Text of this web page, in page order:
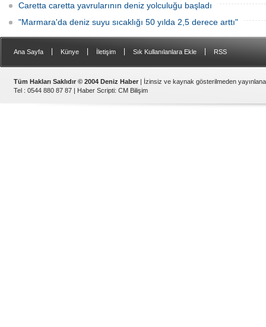
Caretta caretta yavrularının deniz yolculuğu başladı
"Marmara'da deniz suyu sıcaklığı 50 yılda 2,5 derece arttı"
Ana Sayfa Künye İletişim Sık Kullanılanlara Ekle RSS
Tüm Hakları Saklıdır © 2004 Deniz Haber | İzinsiz ve kaynak gösterilmeden
Tel : 0544 880 87 87 | Haber Scripti: CM Bilişim